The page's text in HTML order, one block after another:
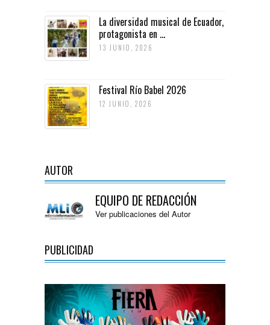
La diversidad musical de Ecuador,
protagonista en ...
13 JUNIO, 2026
Festival Río Babel 2026
12 JUNIO, 2026
AUTOR
EQUIPO DE REDACCIÓN
Ver publicaciones del Autor
PUBLICIDAD